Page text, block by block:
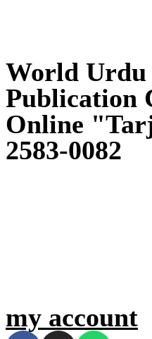
World Urdu
Publication
Online
2583-0082
my account